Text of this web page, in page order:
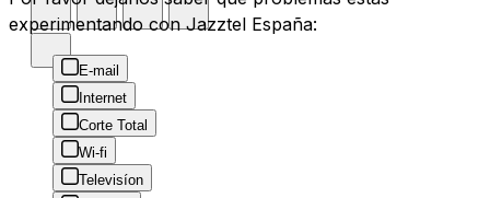
experimentando con Jazztel España:
E-mail
Internet
Corte Total
Wi-fi
Televisíon